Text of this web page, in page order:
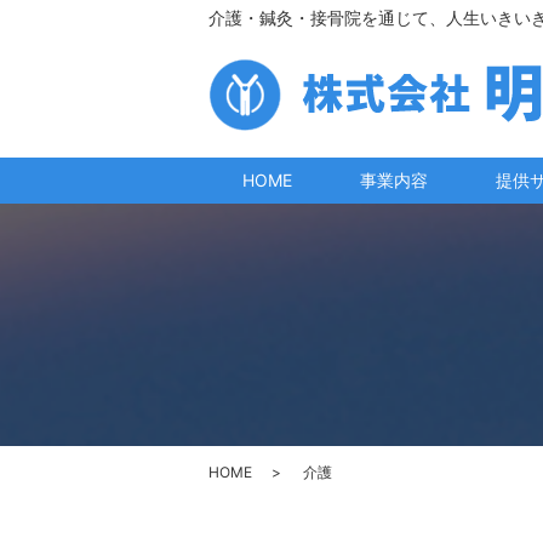
介護・鍼灸・接骨院を通じて、人生いきい
HOME 事業内容 提供
HOME 介護